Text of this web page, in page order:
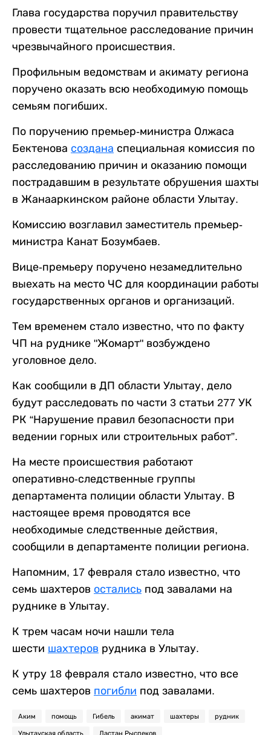
Глава государства поручил правительству
провести тщательное расследование причин
чрезвычайного происшествия.
Профильным ведомствам и акимату региона
поручено оказать всю необходимую помощь
семьям погибших.
По поручению премьер-министра Олжаса
Бектенова создана специальная комиссия по
расследованию причин и оказанию помощи
пострадавшим в результате обрушения шахты
в Жанааркинском районе области Улытау.
Комиссию возглавил заместитель премьер-
министра Канат Бозумбаев.
Вице-премьеру поручено незамедлительно
выехать на место ЧС для координации работы
государственных органов и организаций.
Тем временем стало известно, что по факту
ЧП на руднике "Жомарт" возбуждено
уголовное дело.
Как сообщили в ДП области Улытау, дело
будут расследовать по части 3 статьи 277 УК
РК “Нарушение правил безопасности при
ведении горных или строительных работ”.
На месте происшествия работают
оперативно-следственные группы
департамента полиции области Улытау. В
настоящее время проводятся все
необходимые следственные действия,
сообщили в департаменте полиции региона.
Напомним, 17 февраля стало известно, что
семь шахтеров остались под завалами на
руднике в Улытау.
К трем часам ночи нашли тела
шести шахтеров рудника в Улытау.
К утру 18 февраля стало известно, что все
семь шахтеров погибли под завалами.
Аким помощь Гибель акимат шахтеры рудник
Улытауская область Дастан Рыспеков